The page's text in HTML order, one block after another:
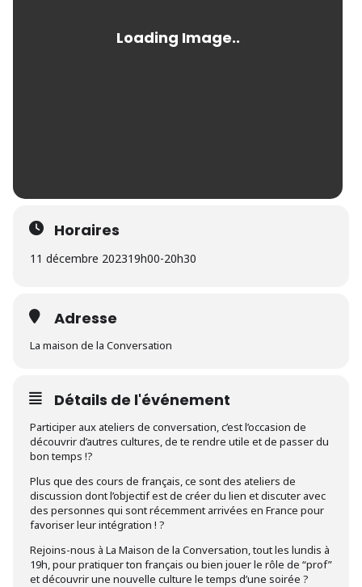
Horaires
11 décembre 202319h00-20h30
Adresse
La maison de la Conversation
Détails de l'événement
Participer aux ateliers de conversation, c’est l’occasion de
découvrir d’autres cultures, de te rendre utile et de passer du
bon temps !?
Plus que des cours de français, ce sont des ateliers de
discussion dont l’objectif est de créer du lien et discuter avec
des personnes qui sont récemment arrivées en France pour
favoriser leur intégration ! ?
Rejoins-nous à La Maison de la Conversation, tout les lundis à
19h, pour pratiquer ton français ou bien jouer le rôle de “prof”
et découvrir une nouvelle culture le temps d’une soirée ?